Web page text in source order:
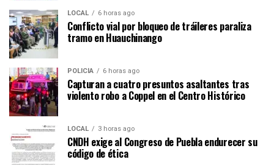
LOCAL 6 horas ago
Conflicto vial por bloqueo de tráileres paraliza
tramo en Huauchinango
POLICÍA 6 horas ago
Capturan a cuatro presuntos asaltantes tras
violento robo a Coppel en el Centro Histórico
LOCAL 3 horas ago
CNDH exige al Congreso de Puebla endurecer su
código de ética